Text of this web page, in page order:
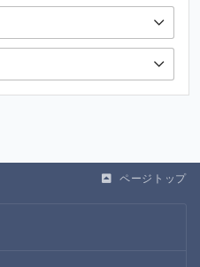
ページトップ